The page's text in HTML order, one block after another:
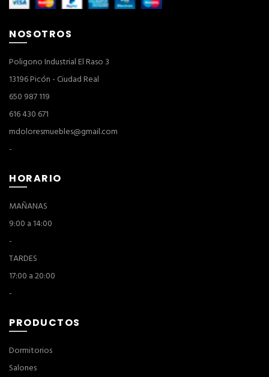
NOSOTROS
Poligono Industrial El Raso 3
13196 Picón - Ciudad Real
650 987 119
616 430 671
mdoloresmuebles@gmail.com
-
HORARIO
MAÑANAS
9:00 a 14:00
-
TARDES
17:00 a 20:00
-
PRODUCTOS
Dormitorios
Salones